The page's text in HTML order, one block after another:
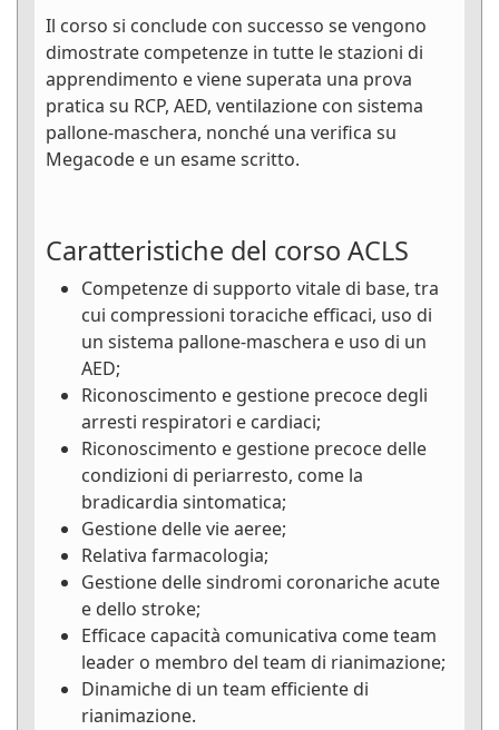
Il corso si conclude con successo se vengono
dimostrate competenze in tutte le stazioni di
apprendimento e viene superata una prova
pratica su RCP, AED, ventilazione con sistema
pallone-maschera, nonché una verifica su
Megacode e un esame scritto.
Caratteristiche del corso ACLS
Competenze di supporto vitale di base, tra
cui compressioni toraciche efficaci, uso di
un sistema pallone-maschera e uso di un
AED;
Riconoscimento e gestione precoce degli
arresti respiratori e cardiaci;
Riconoscimento e gestione precoce delle
condizioni di periarresto, come la
bradicardia sintomatica;
Gestione delle vie aeree;
Relativa farmacologia;
Gestione delle sindromi coronariche acute
e dello stroke;
Efficace capacità comunicativa come team
leader o membro del team di rianimazione;
Dinamiche di un team efficiente di
rianimazione.